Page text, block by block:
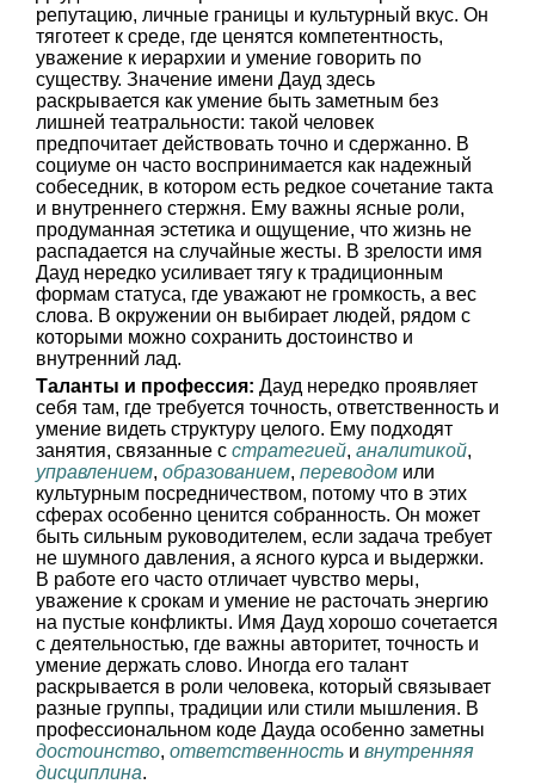
репутацию, личные границы и культурный вкус. Он
тяготеет к среде, где ценятся компетентность,
уважение к иерархии и умение говорить по
существу. Значение имени Дауд здесь
раскрывается как умение быть заметным без
лишней театральности: такой человек
предпочитает действовать точно и сдержанно. В
социуме он часто воспринимается как надежный
собеседник, в котором есть редкое сочетание такта
и внутреннего стержня. Ему важны ясные роли,
продуманная эстетика и ощущение, что жизнь не
распадается на случайные жесты. В зрелости имя
Дауд нередко усиливает тягу к традиционным
формам статуса, где уважают не громкость, а вес
слова. В окружении он выбирает людей, рядом с
которыми можно сохранить достоинство и
внутренний лад.
Таланты и профессия: Дауд нередко проявляет
себя там, где требуется точность, ответственность и
умение видеть структуру целого. Ему подходят
занятия, связанные с стратегией, аналитикой,
управлением, образованием, переводом или
культурным посредничеством, потому что в этих
сферах особенно ценится собранность. Он может
быть сильным руководителем, если задача требует
не шумного давления, а ясного курса и выдержки.
В работе его часто отличает чувство меры,
уважение к срокам и умение не расточать энергию
на пустые конфликты. Имя Дауд хорошо сочетается
с деятельностью, где важны авторитет, точность и
умение держать слово. Иногда его талант
раскрывается в роли человека, который связывает
разные группы, традиции или стили мышления. В
профессиональном коде Дауда особенно заметны
достоинство, ответственность и внутренняя
дисциплина.